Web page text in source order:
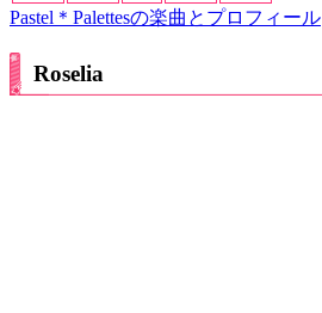
Pastel＊Palettesの楽曲とプロフィール
Roselia